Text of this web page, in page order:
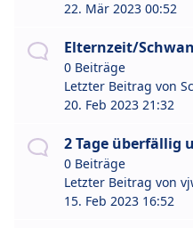
22. Mär 2023 00:52
Elternzeit/
0 Beiträge
Letzter Beitrag von
20. Feb 2023 21:32
2 Tage überfällig
0 Beiträge
Letzter Beitrag von
15. Feb 2023 16:52